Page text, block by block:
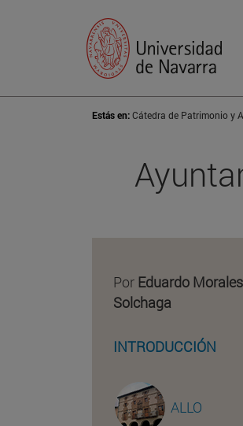
Estás en:Cátedra de Patrimonio y
Por Eduardo Morales
Solchaga
INTRODUCCIÓN
ALLO